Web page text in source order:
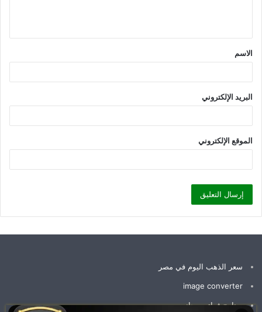
ق
*
الاسم
البريد الإلكتروني
الموقع الإلكتروني
سعر الذهب اليوم في مصر
image converter
برنامج فواتير مجاني